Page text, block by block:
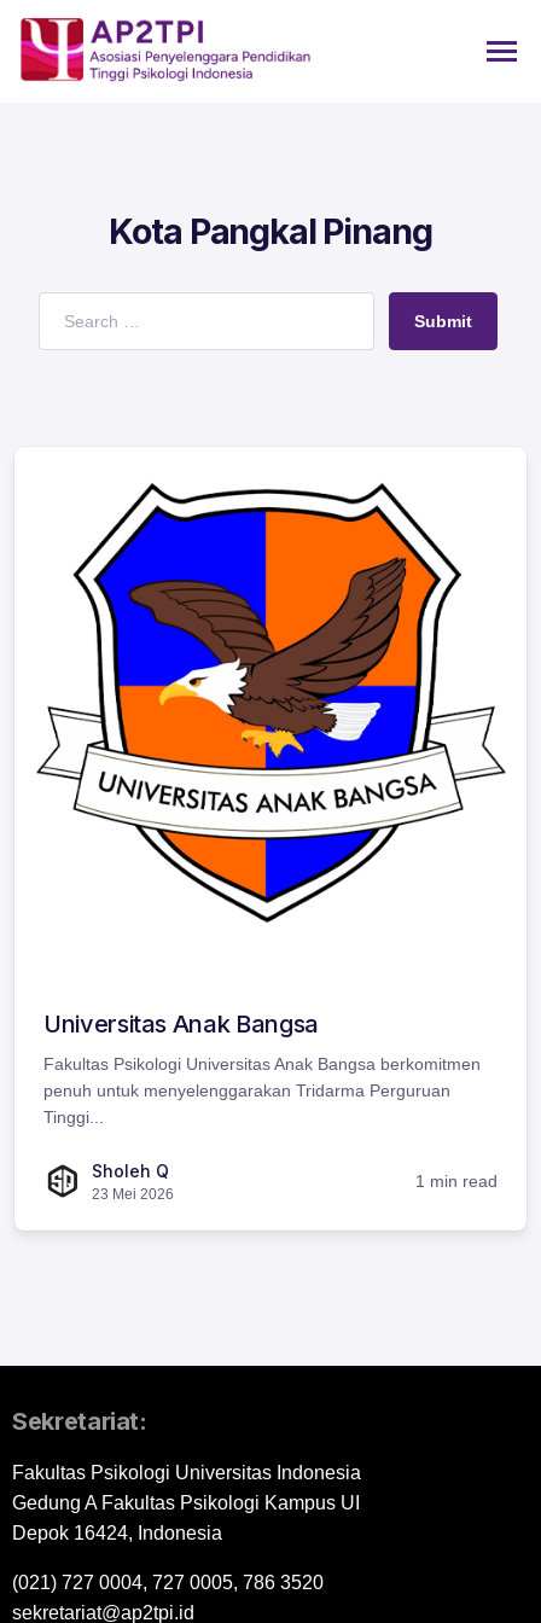
Kota Pangkal Pinang
Submit
Universitas Anak Bangsa
Fakultas Psikologi Universitas Anak Bangsa berkomitmen
penuh untuk menyelenggarakan Tridarma Perguruan
Tinggi...
Sholeh Q
23 Mei 2026
1 min read
Sekretariat:
Fakultas Psikologi Universitas Indonesia
Gedung A Fakultas Psikologi Kampus UI
Depok 16424, Indonesia
(021) 727 0004, 727 0005, 786 3520
sekretariat@ap2tpi.id